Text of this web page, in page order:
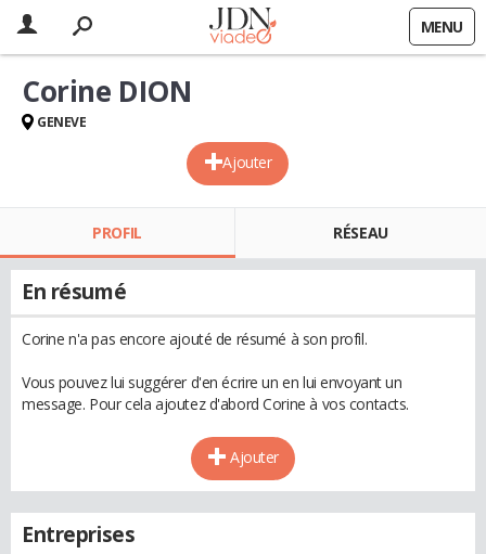
MENU
Ajouter
Corine DION
GENEVE
PROFIL RÉSEAU
En résumé
Corine n'a pas encore ajouté de résumé à son profil.
Vous pouvez lui suggérer d'en écrire un en lui envoyant un
message. Pour cela ajoutez d'abord Corine à vos contacts.
Ajouter
Entreprises